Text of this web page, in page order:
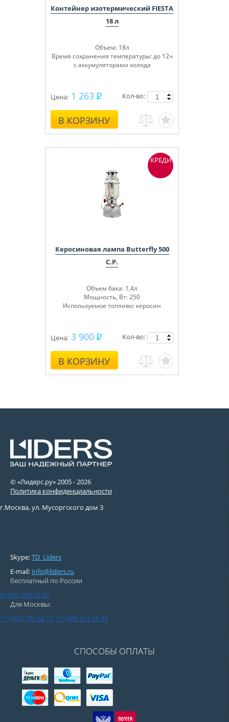
Контейнер изотермический FIESTA
18 л
Объем: 18л
Время сохранения температуры: до 12ч
с аккумуляторами холода
Цена: 1 263
В КОРЗИНУ
Кол-во:
Керосиновая лампа Butterfly 500
C.P.
Объем бака: 1,4л
Мощность, Вт: 250
Используемое топливо: керосин
Цена: 3 900
В КОРЗИНУ
Кол-во:
КРЕДИТ
© «Лидерс.ру» 2005 -2026
Политика конфиденциальности
г.Москва, ул. Мусоргского дом 3
Skype:TD_Liders
E-mail: info@liders.ru
бесплатный по России
8 (800) 250 02 82
Для Москвы:
+7 (495) 781 68 72+7 (495) 921 55 95
СПОСОБЫ ОПЛАТЫ